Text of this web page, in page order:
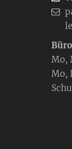
Mo,
Mo,